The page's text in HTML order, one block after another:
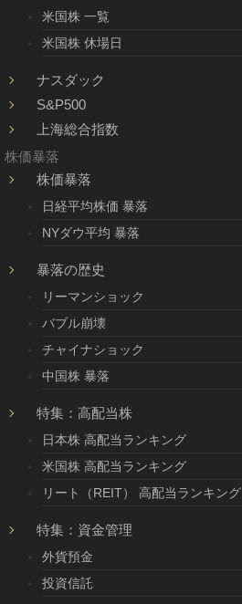
米国株 一覧
米国株 休場日
ナスダック
S&P500
上海総合指数
株価暴落
株価暴落
日経平均株価 暴落
NYダウ平均 暴落
暴落の歴史
リーマンショック
バブル崩壊
チャイナショック
中国株 暴落
特集：高配当株
日本株 高配当ランキング
米国株 高配当ランキング
リート（REIT） 高配当ランキング
特集：資金管理
外貨預金
投資信託